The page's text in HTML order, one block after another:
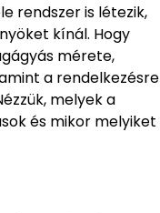
rendszer is létezik,
kínál. Hogy
mérete,
a rendelkezésre
melyek a
és mikor melyiket